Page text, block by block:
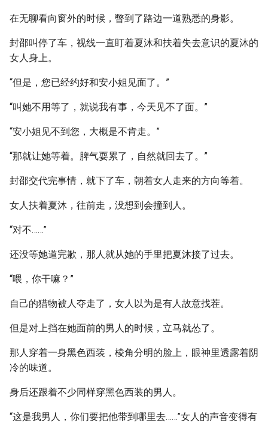
在无聊看向窗外的时候，瞥到了路边一道熟悉的身影。
封邵叫停了车，视线一直盯着夏沐和扶着失去意识的夏沐的
女人身上。
“但是，您已经约好和安小姐见面了。”
“叫她不用等了，就说我有事，今天见不了面。”
“安小姐见不到您，大概是不肯走。”
“那就让她等着。脾气耍累了，自然就回去了。”
封邵交代完事情，就下了车，朝着女人走来的方向等着。
女人扶着夏沐，往前走，没想到会撞到人。
“对不……”
还没等她道完歉，那人就从她的手里把夏沐接了过去。
“喂，你干嘛？”
自己的猎物被人夺走了，女人以为是有人故意找茬。
但是对上挡在她面前的男人的时候，立马就怂了。
那人穿着一身黑色西装，棱角分明的脸上，眼神里透露着阴
冷的味道。
身后还跟着不少同样穿黑色西装的男人。
“这是我男人，你们要把他带到哪里去……”女人的声音变得有